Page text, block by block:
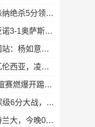
【早报】运气守恒定律！阿森纳绝杀5分领跑！【来源网易体育】
女排世俱杯半决赛：科内利亚诺3-1奥萨斯科 朱婷13分助队进决赛【来源腾讯体育】
自由式滑雪世界杯大跳台美国站：杨如意摘铜 韩林杉名列第五【来源腾讯体育】
西甲黑马对决！巴列卡诺vs瓦伦西亚，凌晨4点激情与荣耀之战
今晚22:00！中美U20女足友谊赛燃爆开踢，青春对决谁主沉浮
凌晨1:30开打！西甲第14轮保级6分大战，西班牙人能否逆袭
速看！佛罗伦萨客场挑战亚特兰大，今晚01:00意甲赛场的必看之战